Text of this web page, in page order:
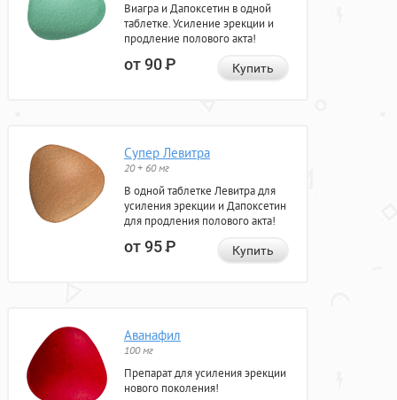
Виагра и Дапоксетин в одной
таблетке. Усиление эрекции и
продление полового акта!
от 90Р Купить
Супер Левитра
20 + 60 мг
В одной таблетке Левитра для
усиления эрекции и Дапоксетин
для продления полового акта!
от 95Р Купить
Аванафил
100 мг
Препарат для усиления эрекции
нового поколения!